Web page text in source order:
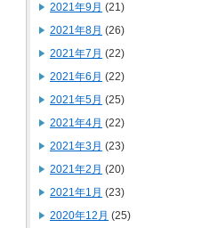
2021年9月 (21)
2021年8月 (26)
2021年7月 (22)
2021年6月 (22)
2021年5月 (25)
2021年4月 (22)
2021年3月 (23)
2021年2月 (20)
2021年1月 (23)
2020年12月 (25)